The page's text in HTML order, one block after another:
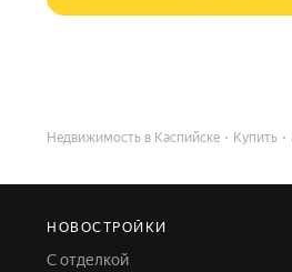
Недвижимость в Каспийске Купить
НОВОСТРОЙКИ
С отделкой